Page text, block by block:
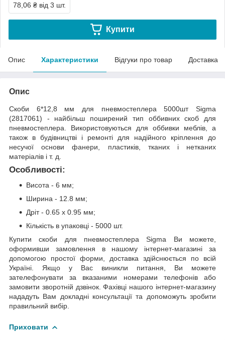
78,06 ₴ від 3 шт.
Купити
Опис Характеристики Відгуки про товар Доставка
Опис
Скоби 6*12,8 мм для пневмостеплера 5000шт Sigma
(2817061) - найбільш поширений тип оббивних скоб для
пневмостеплера. Використовуються для оббивки меблів, а
також в будівництві і ремонті для надійного кріплення до
несучої основи фанери, пластиків, тканих і нетканих
матеріалів і т. д.
Особливості:
Висота - 6 мм;
Ширина - 12.8 мм;
Дріт - 0.65 х 0.95 мм;
Кількість в упаковці - 5000 шт.
Купити скоби для пневмостеплера Sigma Ви можете,
оформивши замовлення в нашому інтернет-магазині за
допомогою простої форми, доставка здійснюється по всій
Україні. Якщо у Вас виникли питання, Ви можете
зателефонувати за вказаними номерами телефонів або
замовити зворотній дзвінок. Фахівці нашого інтернет-магазину
нададуть Вам докладні консультації та допоможуть зробити
правильний вибір.
Приховати